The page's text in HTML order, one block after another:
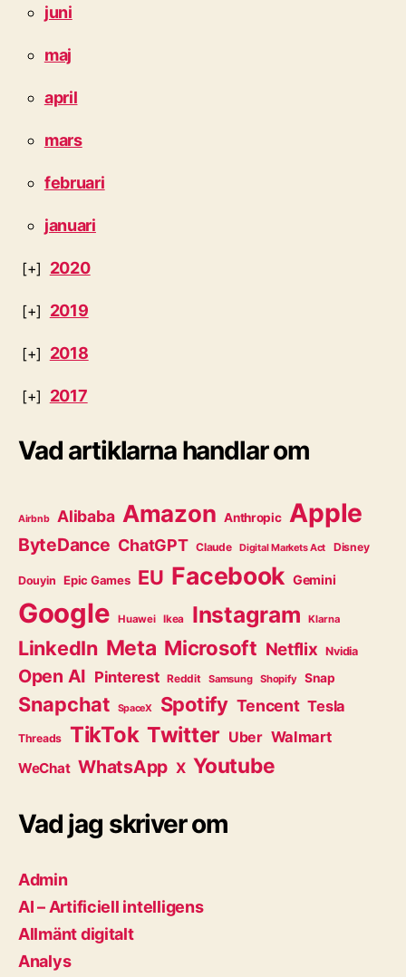
juni
maj
april
mars
februari
januari
2020
2019
2018
2017
Vad artiklarna handlar om
Airbnb Alibaba Amazon Anthropic Apple
ByteDance ChatGPT Claude Digital Markets Act Disney
Douyin Epic Games EU Facebook Gemini
Google Huawei Ikea Instagram Klarna
LinkedIn Meta Microsoft Netflix Nvidia
Open AI Pinterest Reddit Samsung Shopify Snap
Snapchat SpaceX Spotify Tencent Tesla
Threads TikTok Twitter Uber Walmart
WeChat WhatsApp X Youtube
Vad jag skriver om
Admin
AI – Artificiell intelligens
Allmänt digitalt
Analys